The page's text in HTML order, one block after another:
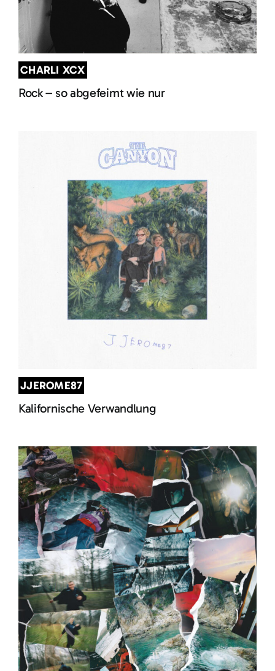
CHARLI XCX
Rock – so abgefeimt wie nur
JJEROME87
Kalifornische Verwandlung